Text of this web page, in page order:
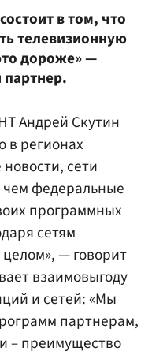
в том, что
телевизионную
дороже» —
партнер.
Андрей Скутин
в регионах
сети
чем федеральные
программных
сетям
— говорит
взаимовыгоду
и сетей: «Мы
партнерам,
– преимущество